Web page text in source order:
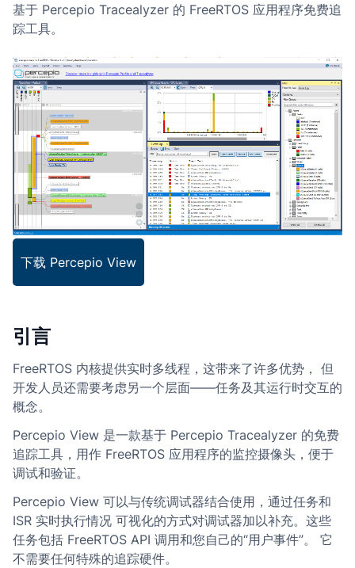
基于 Percepio Tracealyzer 的 FreeRTOS 应用程序免费追
踪工具。
下载 Percepio View
引言
FreeRTOS 内核提供实时多线程，这带来了许多优势， 但
开发人员还需要考虑另一个层面——任务及其运行时交互的
概念。
Percepio View 是一款基于 Percepio Tracealyzer 的免费
追踪工具，用作 FreeRTOS 应用程序的监控摄像头，便于
调试和验证。
Percepio View 可以与传统调试器结合使用，通过任务和
ISR 实时执行情况 可视化的方式对调试器加以补充。这些
任务包括 FreeRTOS API 调用和您自己的“用户事件”。 它
不需要任何特殊的追踪硬件。